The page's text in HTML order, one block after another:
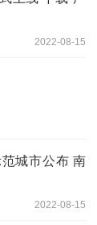
2022-08-15
城市公布 南
2022-08-15